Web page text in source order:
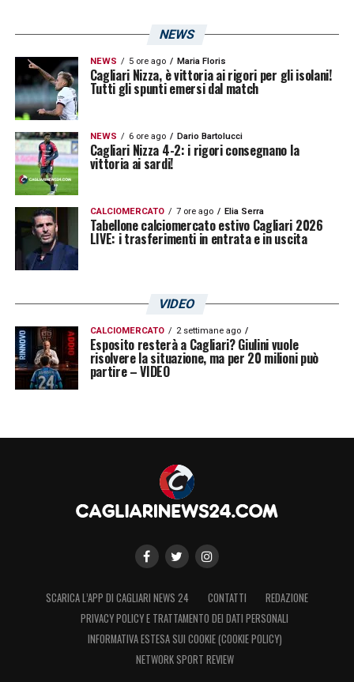
NEWS
NEWS 5 ore ago Maria Floris
Cagliari Nizza, è vittoria ai rigori per gli isolani!
Tutti gli spunti emersi dal match
NEWS 6 ore ago Dario Bartolucci
Cagliari Nizza 4-2: i rigori consegnano la
vittoria ai sardi!
CALCIOMERCATO 7 ore ago Elia Serra
Tabellone calciomercato estivo Cagliari 2026
LIVE: i trasferimenti in entrata e in uscita
VIDEO
CALCIOMERCATO 2 settimane ago
Esposito resterà a Cagliari? Giulini vuole
risolvere la situazione, ma per 20 milioni può
partire – VIDEO
SCARICA L’APP DI CAGLIARI NEWS 24 CONTATTI
REDAZIONE
PRIVACY POLICY E TRATTAMENTO DEI DATI PERSONALI
INFORMATIVA ESTESA SUI COOKIE (COOKIE POLICY)
NETWORK SPORT REVIEW